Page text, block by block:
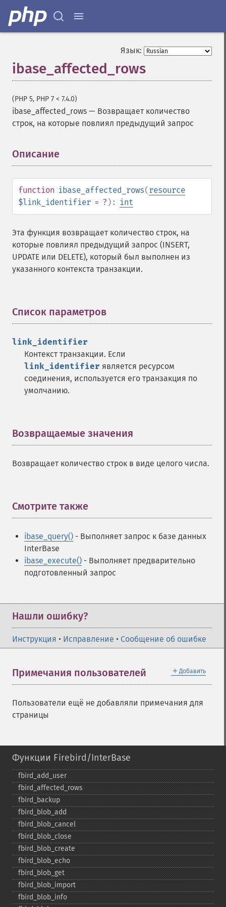
Язык:
ibase_affected_rows
(PHP 5, PHP 7 < 7.4.0)
ibase_affected_rows — Возвращает количество
строк, на которые повлиял предыдущий запрос
Описание
function ibase_affected_rows(resource
$link_identifier = ? ): int
Эта функция возвращает количество строк, на
которые повлиял предыдущий запрос (INSERT,
UPDATE или DELETE), который был выполнен из
указанного контекста транзакции.
Список параметров
link_identifier
Контекст транзакции. Если
link_identifier является ресурсом
соединения, используется его транзакция по
умолчанию.
Возвращаемые значения
Возвращает количество строк в виде целого числа.
Смотрите также
ibase_query() - Выполняет запрос к базе данных
InterBase
ibase_execute() - Выполняет предварительно
подготовленный запрос
Нашли ошибку?
Инструкция • Исправление • Сообщение об ошибке
＋ Добавить
Примечания пользователей
Пользователи ещё не добавляли примечания для
страницы
Функции Firebird/InterBase
fbird_​add_​user
fbird_​affected_​rows
fbird_​backup
fbird_​blob_​add
fbird_​blob_​cancel
fbird_​blob_​close
fbird_​blob_​create
fbird_​blob_​echo
fbird_​blob_​get
fbird_​blob_​import
fbird_​blob_​info